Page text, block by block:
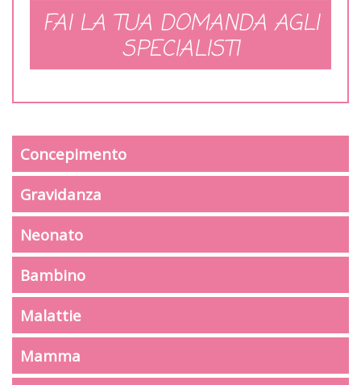
FAI LA TUA DOMANDA AGLI
SPECIALISTI
Concepimento
Gravidanza
Neonato
Bambino
Malattie
Mamma